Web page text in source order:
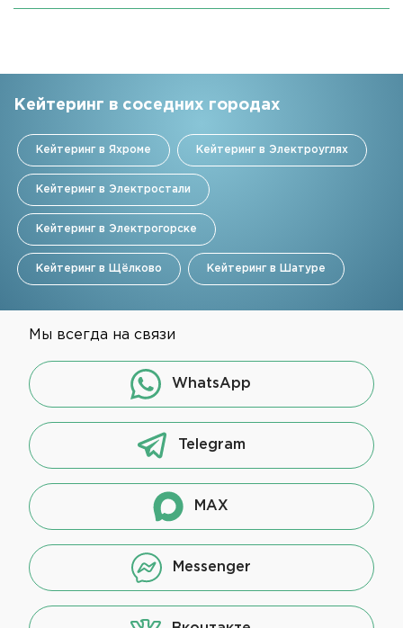
Кейтеринг в соседних городах
Кейтеринг в Яхроме Кейтеринг в Электроуглях
Кейтеринг в Электростали
Кейтеринг в Электрогорске
Кейтеринг в Щёлково Кейтеринг в Шатуре
Мы всегда на связи
WhatsApp
Telegram
MAX
Messenger